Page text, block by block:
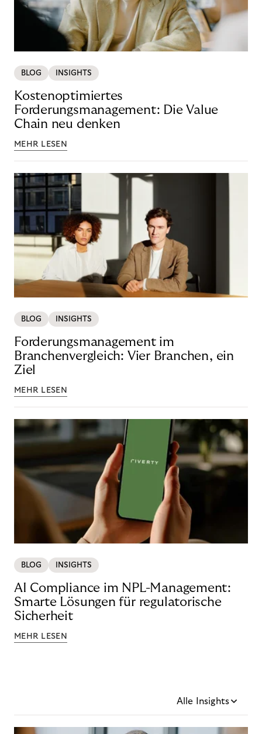
BLOG INSIGHTS
Kostenoptimiertes
Forderungsmanagement: Die Value
Chain neu denken
MEHR LESEN
BLOG INSIGHTS
Forderungsmanagement im
Branchenvergleich: Vier Branchen, ein
Ziel
MEHR LESEN
BLOG INSIGHTS
AI Compliance im NPL-Management:
Smarte Lösungen für regulatorische
Sicherheit
MEHR LESEN
Alle Insights